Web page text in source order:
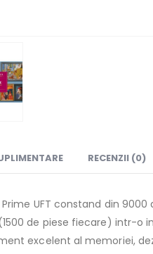
RECENZII (0)
UFT constand din
de piese fiecare) intr-o
excelent al memoriei,